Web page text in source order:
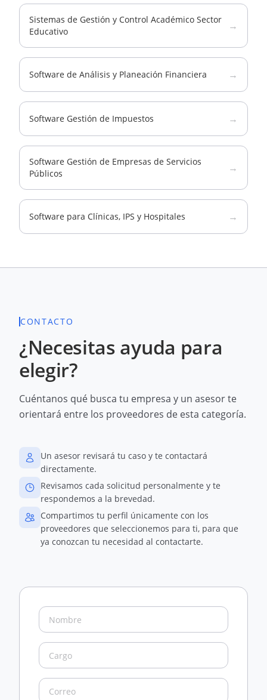
Sistemas de Gestión y Control Académico Sector
Educativo
→
Software de Análisis y Planeación Financiera →
Software Gestión de Impuestos →
Software Gestión de Empresas de Servicios
Públicos
→
Software para Clínicas, IPS y Hospitales →
CONTACTO
¿Necesitas ayuda para
elegir?
Cuéntanos qué busca tu empresa y un asesor te
orientará entre los proveedores de esta categoría.
Un asesor revisará tu caso y te contactará
directamente.
Revisamos cada solicitud personalmente y te
respondemos a la brevedad.
Compartimos tu perfil únicamente con los
proveedores que seleccionemos para ti, para que
ya conozcan tu necesidad al contactarte.